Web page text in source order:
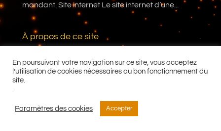
mandant. Site internet Le site internet d’une...
À propos de ce site
et votre site ou insérer quelques crédits.
© 2025 - OpenCom.ch - Tous droits réservés
En poursuivant votre navigation sur ce site, vous acceptez
l’utilisation de cookies nécessaires au bon fonctionnement du
site.
.
Paramètres des cookies Accepter